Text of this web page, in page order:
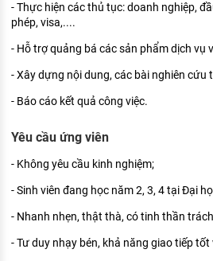
Kỹ năng nghề nghiệp
HƯỚNG NGHIỆP VIỆC LÀM
Đặc trưng từng nghề
Xu hướng việc làm
XÂY DỰNG VÀ PHÁT TRIỂN ĐỘI
- Thực hiện các thủ tục: doanh nghiệp,
phép, visa,....
- Hỗ trợ quảng bá các sản phẩm dịch vụ
- Xây dựng nội dung, các bài nghiên cứu
- Báo cáo kết quả công việc.
Yêu cầu ứng viên
- Không yêu cầu kinh nghiệm;
- Sinh viên đang học năm 2, 3, 4 tại Đại
- Nhanh nhẹn, thật thà, có tinh thần
- Tư duy nhạy bén, khả năng giao tiếp